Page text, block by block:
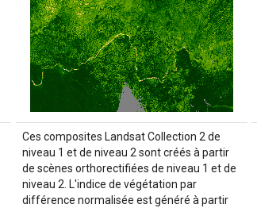
Ces composites Landsat Collection 2 de
niveau 1 et de niveau 2 sont créés à partir
de scènes orthorectifiées de niveau 1 et de
niveau 2. L'indice de végétation par
différence normalisée est généré à partir